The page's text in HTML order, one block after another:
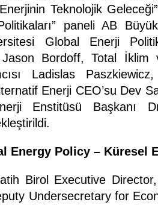
Teknolojik
paneli AB
Global Enerji
Bordoff, Total İklim
Ladislas
Enerji CEO’su Dev
Enstitüsü Başkanı
Energy Policy – Küresel
Birol Executive
Undersecretary for